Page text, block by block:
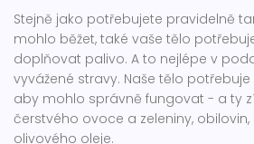
Stejně jako potřebujete pravidelně
mohlo běžet, také vaše tělo
doplňovat palivo. A to nejlépe v
vyvážené stravy. Naše tělo potřebuje
aby mohlo správně fungovat - a ty
čerstvého ovoce a zeleniny, obilovin,
olivového oleje.